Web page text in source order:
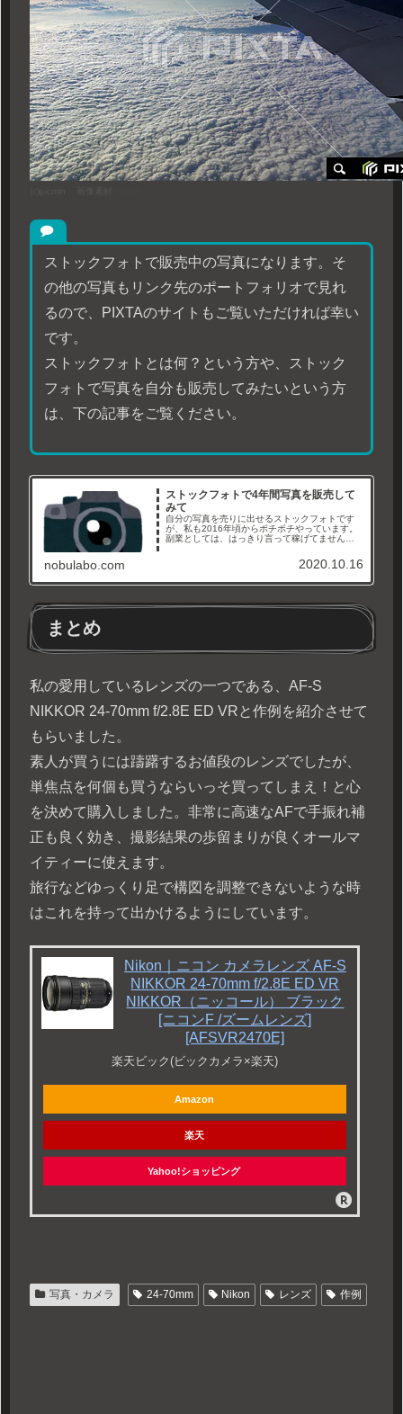
ストックフォトで販売中の写真になります。そ
の他の写真もリンク先のポートフォリオで見れ
るので、PIXTAのサイトもご覧いただければ幸い
です。
ストックフォトとは何？という方や、ストック
フォトで写真を自分も販売してみたいという方
は、下の記事をご覧ください。
ストックフォトで4年間写真を販売して
みて
自分の写真を売りに出せるストックフォトです
が、私も2016年頃からボチボチやっています。
副業としては、はっきり言って稼げてません
にしてる方はやってみる価値は有るのではない
でしょうか。私が写真を売りに出している３社
読んでみて下さい。
nobulabo.com 2020.10.16
まとめ
私の愛用しているレンズの一つである、AF-S
NIKKOR 24-70mm f/2.8E ED VRと作例を紹介させて
もらいました。
素人が買うには躊躇するお値段のレンズでしたが、
単焦点を何個も買うならいっそ買ってしまえ！と心
を決めて購入しました。非常に高速なAFで手振れ補
正も良く効き、撮影結果の歩留まりが良くオールマ
イティーに使えます。
旅行などゆっくり足で構図を調整できないような時
はこれを持って出かけるようにしています。
Nikon｜ニコン カメラレンズ AF-S
NIKKOR 24-70mm f/2.8E ED VR
NIKKOR（ニッコール） ブラック
[ニコンF /ズームレンズ]
[AFSVR2470E]
楽天ビック(ビックカメラ×楽天)
Amazon
楽天
Yahoo!ショッピング
写真・カメラ 24-70mm Nikon レンズ 作例